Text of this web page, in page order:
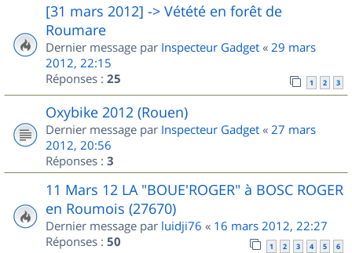
[31 mars 2012] -> Vétété en forêt de
Roumare
Dernier message par Inspecteur Gadget « 29 mars
2012, 22:15
Réponses : 25 1 2 3
Oxybike 2012 (Rouen)
Dernier message par Inspecteur Gadget « 27 mars
2012, 20:56
Réponses : 3
11 Mars 12 LA "BOUE'ROGER" à BOSC ROGER
en Roumois (27670)
Dernier message par luidji76 « 16 mars 2012, 22:27
Réponses : 50 1 2 3 4 5 6